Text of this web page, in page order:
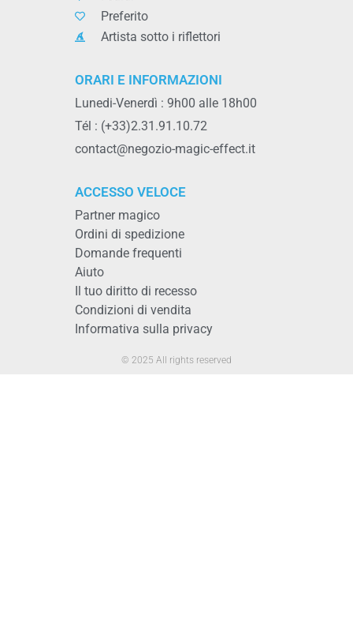
Preferito
Artista sotto i riflettori
ORARI E INFORMAZIONI
Lunedi-Venerdì : 9h00 alle 18h00
Tél : (+33)2.31.91.10.72
contact@negozio-magic-effect.it
ACCESSO VELOCE
Partner magico
Ordini di spedizione
Domande frequenti
Aiuto
Il tuo diritto di recesso
Condizioni di vendita
Informativa sulla privacy